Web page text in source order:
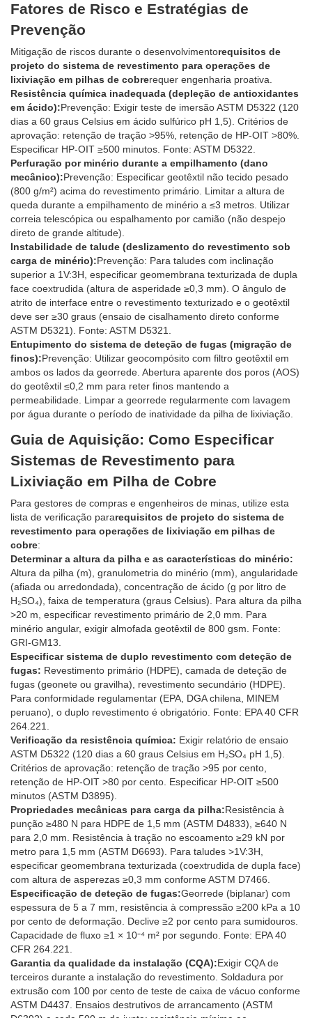
Fatores de Risco e Estratégias de
Prevenção
Mitigação de riscos durante o desenvolvimentorequisitos de
projeto do sistema de revestimento para operações de
lixiviação em pilhas de cobrerequer engenharia proativa.
Resistência química inadequada (depleção de antioxidantes
em ácido):Prevenção: Exigir teste de imersão ASTM D5322 (120
dias a 60 graus Celsius em ácido sulfúrico pH 1,5). Critérios de
aprovação: retenção de tração >95%, retenção de HP-OIT >80%.
Especificar HP-OIT ≥500 minutos. Fonte: ASTM D5322.
Perfuração por minério durante a empilhamento (dano
mecânico):Prevenção: Especificar geotêxtil não tecido pesado
(800 g/m²) acima do revestimento primário. Limitar a altura de
queda durante a empilhamento de minério a ≤3 metros. Utilizar
correia telescópica ou espalhamento por camião (não despejo
direto de grande altitude).
Instabilidade de talude (deslizamento do revestimento sob
carga de minério):Prevenção: Para taludes com inclinação
superior a 1V:3H, especificar geomembrana texturizada de dupla
face coextrudida (altura de asperidade ≥0,3 mm). O ângulo de
atrito de interface entre o revestimento texturizado e o geotêxtil
deve ser ≥30 graus (ensaio de cisalhamento direto conforme
ASTM D5321). Fonte: ASTM D5321.
Entupimento do sistema de deteção de fugas (migração de
finos):Prevenção: Utilizar geocompósito com filtro geotêxtil em
ambos os lados da georrede. Abertura aparente dos poros (AOS)
do geotêxtil ≤0,2 mm para reter finos mantendo a
permeabilidade. Limpar a georrede regularmente com lavagem
por água durante o período de inatividade da pilha de lixiviação.
Guia de Aquisição: Como Especificar
Sistemas de Revestimento para
Lixiviação em Pilha de Cobre
Para gestores de compras e engenheiros de minas, utilize esta
lista de verificação pararequisitos de projeto do sistema de
revestimento para operações de lixiviação em pilhas de
cobre:
Determinar a altura da pilha e as características do minério:
Altura da pilha (m), granulometria do minério (mm), angularidade
(afiada ou arredondada), concentração de ácido (g por litro de
H₂SO₄), faixa de temperatura (graus Celsius). Para altura da pilha
>20 m, especificar revestimento primário de 2,0 mm. Para
minério angular, exigir almofada geotêxtil de 800 gsm. Fonte:
GRI-GM13.
Especificar sistema de duplo revestimento com deteção de
fugas: Revestimento primário (HDPE), camada de deteção de
fugas (geonete ou gravilha), revestimento secundário (HDPE).
Para conformidade regulamentar (EPA, DGA chilena, MINEM
peruano), o duplo revestimento é obrigatório. Fonte: EPA 40 CFR
264.221.
Verificação da resistência química: Exigir relatório de ensaio
ASTM D5322 (120 dias a 60 graus Celsius em H₂SO₄ pH 1,5).
Critérios de aprovação: retenção de tração >95 por cento,
retenção de HP-OIT >80 por cento. Especificar HP-OIT ≥500
minutos (ASTM D3895).
Propriedades mecânicas para carga da pilha:Resistência à
punção ≥480 N para HDPE de 1,5 mm (ASTM D4833), ≥640 N
para 2,0 mm. Resistência à tração no escoamento ≥29 kN por
metro para 1,5 mm (ASTM D6693). Para taludes >1V:3H,
especificar geomembrana texturizada (coextrudida de dupla face)
com altura de asperezas ≥0,3 mm conforme ASTM D7466.
Especificação de deteção de fugas:Georrede (biplanar) com
espessura de 5 a 7 mm, resistência à compressão ≥200 kPa a 10
por cento de deformação. Declive ≥2 por cento para sumidouros.
Capacidade de fluxo ≥1 × 10⁻⁴ m² por segundo. Fonte: EPA 40
CFR 264.221.
Garantia da qualidade da instalação (CQA):Exigir CQA de
terceiros durante a instalação do revestimento. Soldadura por
extrusão com 100 por cento de teste de caixa de vácuo conforme
ASTM D4437. Ensaios destrutivos de arrancamento (ASTM